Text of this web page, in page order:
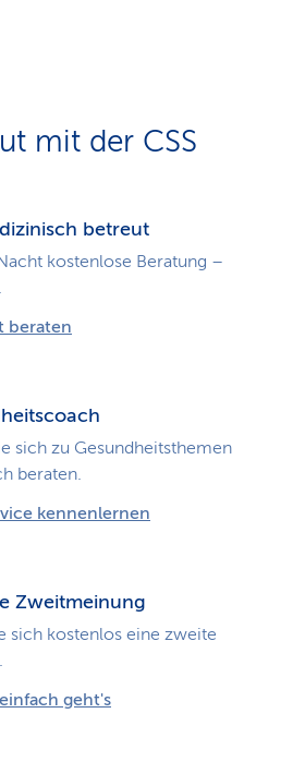
mit der CSS
betreut
kostenlose Beratung –
beraten
sich zu Gesundheits­themen
beraten.
kennenlernen
Zweitmeinung
sich kostenlos eine zweite
geht's